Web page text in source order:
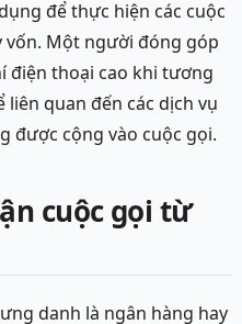
để thực hiện các cuộc
vốn. Một người đóng góp
điện thoại cao khi tương
liên quan đến các dịch vụ
được cộng vào cuộc gọi.
cuộc gọi từ
danh là ngân hàng hay